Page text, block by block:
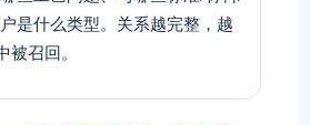
是什么类型。关系越完整，越
被召回。